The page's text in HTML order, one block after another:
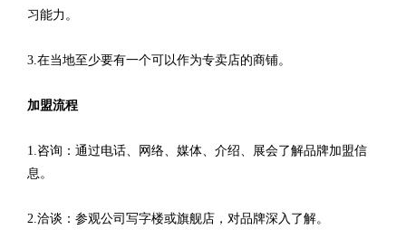
习能力。
3.在当地至少要有一个可以作为专卖店的商铺。
加盟流程
1.咨询：通过电话、网络、媒体、介绍、展会了解品牌加盟信
息。
2.洽谈：参观公司写字楼或旗舰店，对品牌深入了解。